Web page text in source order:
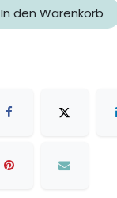
In den Warenkorb